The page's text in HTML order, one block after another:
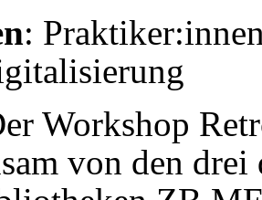
:
Workshop
von den drei